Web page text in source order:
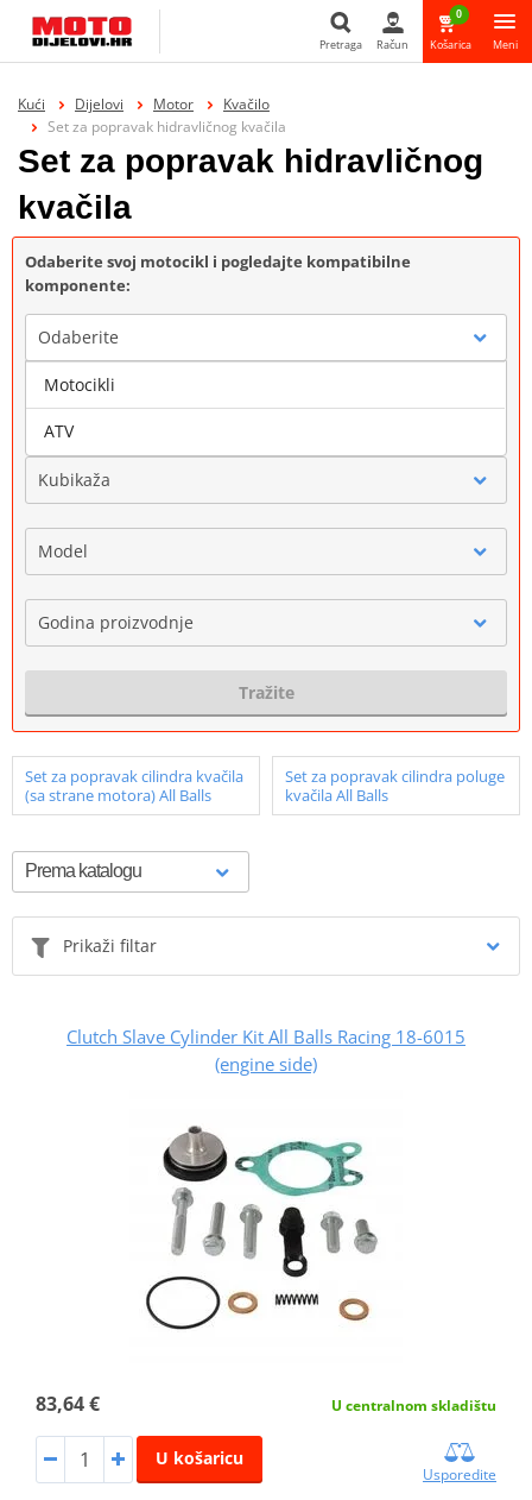
Pretraga Račun
0
Košarica Meni
Kući Dijelovi Motor
Kvačilo
Set za popravak hidravličnog kvačila
Set za popravak hidravličnog
kvačila
Odaberite svoj motocikl i pogledajte kompatibilne
komponente:
Odaberite
Marka
Kubikaža
Model
Godina proizvodnje
Tražite
Set za popravak cilindra kvačila
(sa strane motora) All Balls
Set za popravak cilindra poluge
kvačila All Balls
Prikaži filtar
Clutch Slave Cylinder Kit All Balls Racing 18-6015
(engine side)
83,64 € U centralnom skladištu
U košaricu
Usporedite
Motocikli
ATV